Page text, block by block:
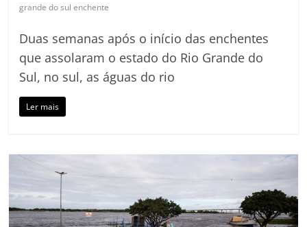
grande do sul enchente
Duas semanas após o início das enchentes
que assolaram o estado do Rio Grande do
Sul, no sul, as águas do rio
Ler mais